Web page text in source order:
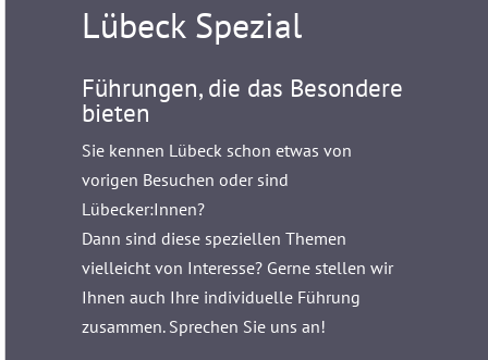
Lübeck Spezial
Führungen, die das Besondere
bieten
Sie kennen Lübeck schon etwas von
vorigen Besuchen oder sind
Lübecker:Innen?
Dann sind diese speziellen Themen
vielleicht von Interesse? Gerne stellen wir
Ihnen auch Ihre individuelle Führung
zusammen. Sprechen Sie uns an!